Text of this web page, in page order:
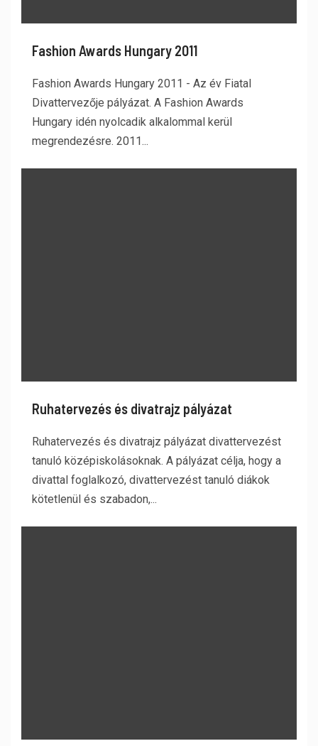
Fashion Awards Hungary 2011
Fashion Awards Hungary 2011 - Az év Fiatal
Divattervezője pályázat. A Fashion Awards
Hungary idén nyolcadik alkalommal kerül
megrendezésre. 2011...
Ruhatervezés és divatrajz pályázat
Ruhatervezés és divatrajz pályázat divattervezést
tanuló középiskolásoknak. A pályázat célja, hogy a
divattal foglalkozó, divattervezést tanuló diákok
kötetlenül és szabadon,...